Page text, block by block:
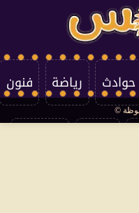
حوادث رياضة فنون
©